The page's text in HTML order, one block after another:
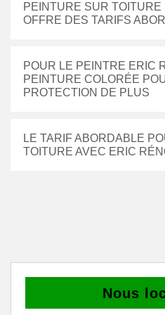
PEINTURE SUR TOITURE
OFFRE DES TARIFS
POUR LE PEINTRE ERIC
PEINTURE COLORÉE
PROTECTION DE PLUS
LE TARIF ABORDABLE
TOITURE AVEC ERIC
Nous